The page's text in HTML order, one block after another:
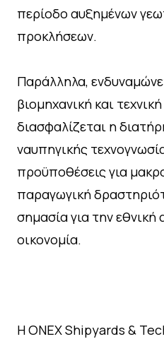
περίοδο αυξημένων
προκλήσεων.
Παράλληλα,
βιομηχανική και
διασφαλίζεται η
ναυπηγικής
προϋποθέσεις για
παραγωγική
σημασία για την εθνική
οικονομία.
Η ONEX Shipyards &